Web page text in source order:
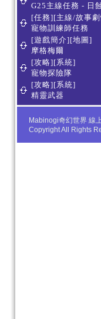
G25主線任務 - 日
[任務][主線/故事
寵物訓練師任務
[遊戲簡介][地圖]
摩格梅爾
[攻略][系統]
寵物探險隊
[攻略][系統]
精靈武器
Mabinogi奇幻世界 線
Copyright All Rights